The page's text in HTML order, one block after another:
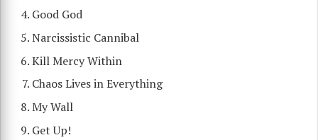
Good God
Narcissistic Cannibal
Kill Mercy Within
Chaos Lives in Everything
My Wall
Get Up!